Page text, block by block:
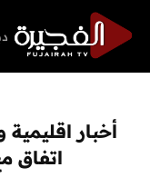
أخبار
اتفاق